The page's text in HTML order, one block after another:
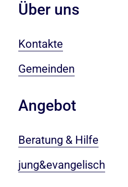
Über uns
Kontakte
Gemeinden
Angebot
Beratung & Hilfe
jung&evangelisch